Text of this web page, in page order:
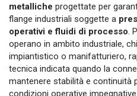
metalliche progettate per
flange industriali soggette a
operativi e fluidi di processo .
operano in ambito industriale,
impiantistico o manifatturiero,
tecnica indicata quando la
mantenere stabilità e continuità
condizioni operative impegnative.